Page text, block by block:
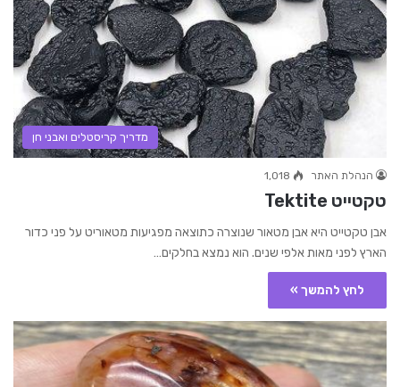
מדריך קריסטלים ואבני חן
הנהלת האתר 1,018
טקטייט Tektite
אבן טקטייט היא אבן מטאור שנוצרה כתוצאה מפגיעות מטאוריט על פני כדור
הארץ לפני מאות אלפי שנים. הוא נמצא בחלקים…
לחץ להמשך »